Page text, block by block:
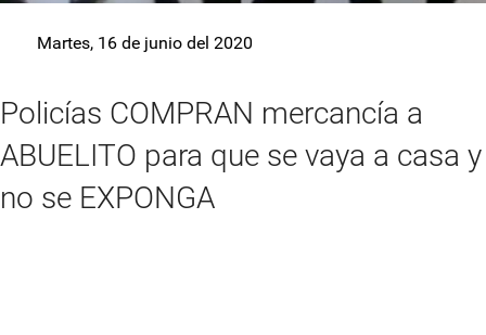
Martes, 16 de junio del 2020
Policías COMPRAN mercancía a
ABUELITO para que se vaya a casa y
no se EXPONGA